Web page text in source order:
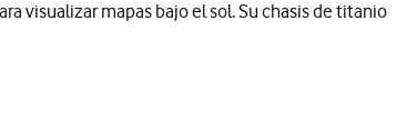
visualizar mapas bajo el sol. Su chasis de titanio